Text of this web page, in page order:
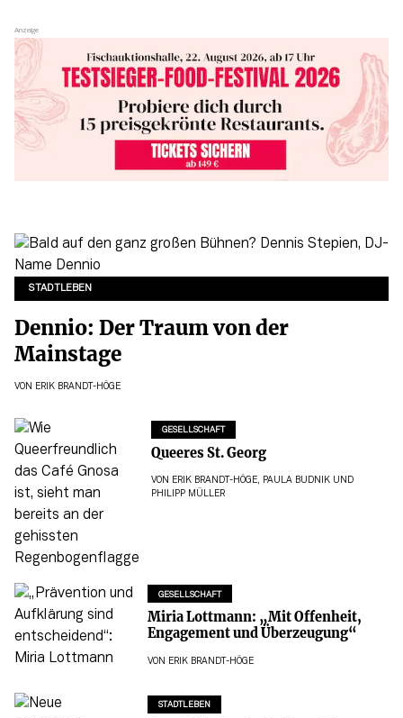
STADTLEBEN
Dennio: Der Traum von der
Mainstage
VON ERIK BRANDT-HÖGE
GESELLSCHAFT
Queeres St. Georg
VON ERIK BRANDT-HÖGE, PAULA BUDNIKUND
PHILIPP MÜLLER
GESELLSCHAFT
Miria Lottmann: „Mit Offenheit,
Engagement und Überzeugung“
VON ERIK BRANDT-HÖGE
STADTLEBEN